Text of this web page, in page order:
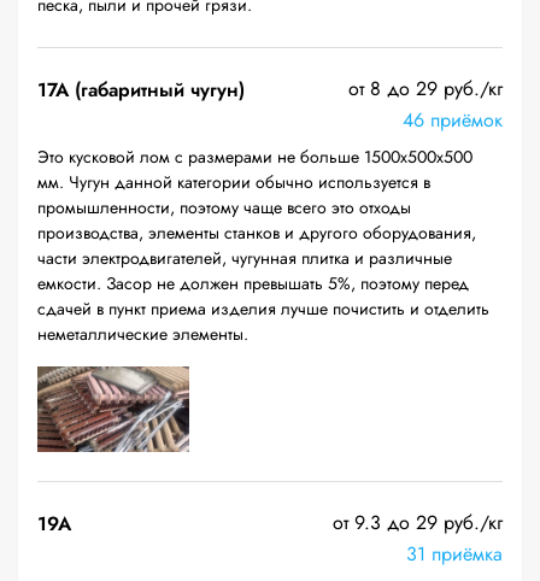
песка, пыли и прочей грязи.
17А (габаритный чугун)
от 8 до 29 руб./кг
46 приёмок
Это кусковой лом с размерами не больше 1500х500х500
мм. Чугун данной категории обычно используется в
промышленности, поэтому чаще всего это отходы
производства, элементы станков и другого оборудования,
части электродвигателей, чугунная плитка и различные
емкости. Засор не должен превышать 5%, поэтому перед
сдачей в пункт приема изделия лучше почистить и отделить
неметаллические элементы.
19A
от 9.3 до 29 руб./кг
31 приёмка